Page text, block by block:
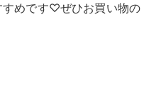
すめです♡ぜひお買い物の